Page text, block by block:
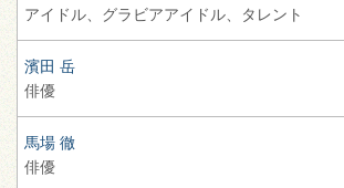
アイドル、 グラビアアイドル、 タレント
濱田 岳
俳優
馬場 徹
俳優